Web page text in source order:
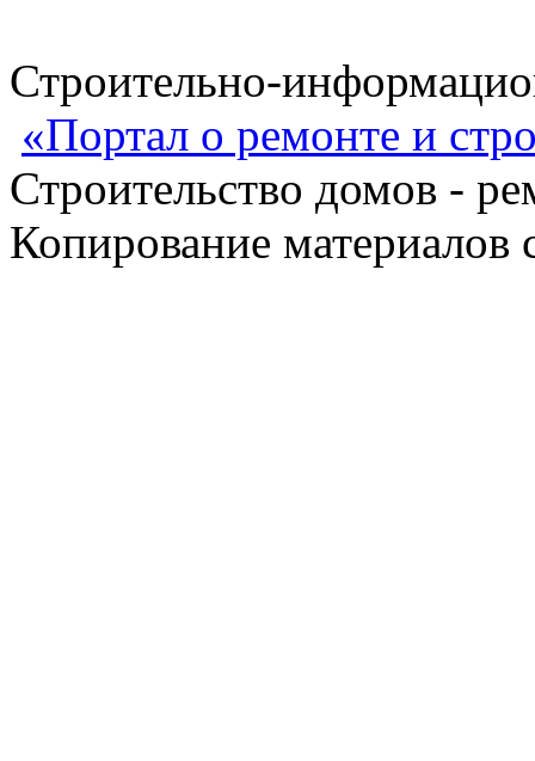
Строительно-
«Портал о ремонте и
Строительство домов -
Копирование материалов